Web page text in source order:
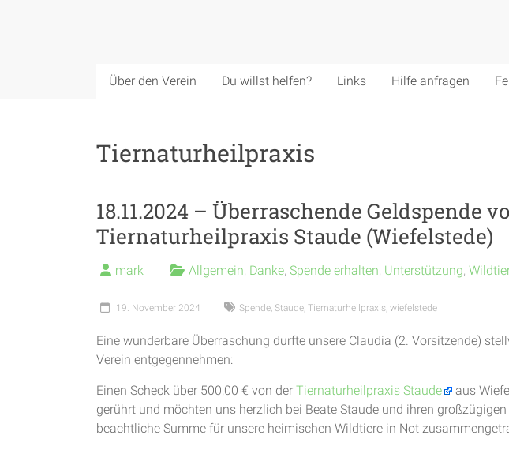
Über den Verein Du willst helfen? Links Hilfe anfragen
Tiernaturheilpraxis
18.11.2024 – Überraschende Geldspende
Tiernaturheilpraxis Staude (Wiefelstede)
mark Allgemein, Danke, Spende erhalten, Unterstützung,
19. November 2024 Spende, Staude, Tiernaturheilpraxis, wiefelstede
Eine wunderbare Überraschung durfte unsere Claudia (2. Vorsitzende)
Verein entgegennehmen:
Einen Scheck über 500,00 € von der Tiernaturheilpraxis Staude
aus
gerührt und möchten uns herzlich bei Beate Staude und ihren
beachtliche Summe für unsere heimischen Wildtiere in Not